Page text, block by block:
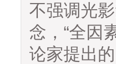
不强调光
念，“全因
论家提出